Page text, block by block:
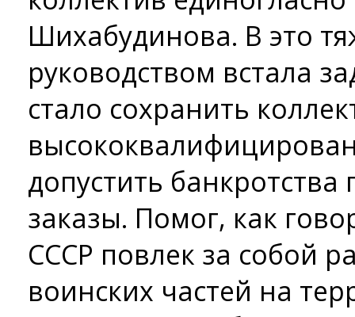
Шихабудинова. В это
руководством встала
стало сохранить
допустить
заказы. Помог, как
СССР повлек за собой
воинских частей на